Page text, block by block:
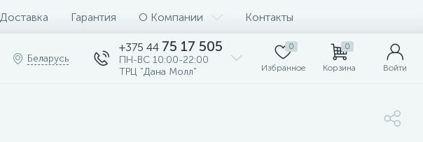
Доставка Гарантия О Компании Контакты
Беларусь
+375 44 75 17 505
ПН-ВС 10:00-22:00
ТРЦ "Дана Молл"
0
Избранное
0
Корзина Войти